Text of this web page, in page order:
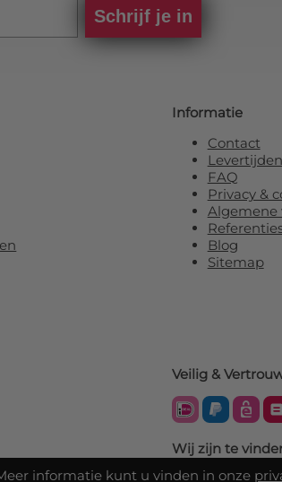
informatie kunt u vinden in onze
Schrijf je in
Informatie
Contact
FAQ
Privacy &
Algemene
Blog
Sitemap
Veilig &
Wij zijn te